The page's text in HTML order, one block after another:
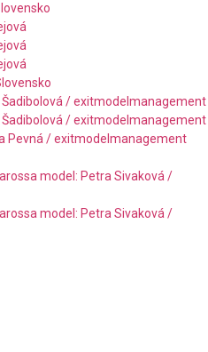
/ exitmodelmanagement
/ exitmodelmanagement
Pevná / exitmodelmanagement
model: Petra Sivaková /
model: Petra Sivaková /